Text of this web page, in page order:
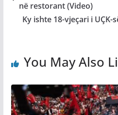
në restorant (Video)
Ky ishte 18-vjeçari i
You May Also